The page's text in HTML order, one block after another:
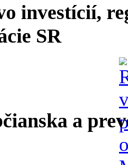
investícií,
SR
a